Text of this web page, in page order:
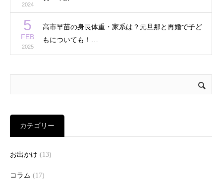
2024
5
FEB
2025
高市早苗の身長体重・家系は？元旦那と再婚で子ど
もについても！…
カテゴリー
お出かけ (13)
コラム (17)